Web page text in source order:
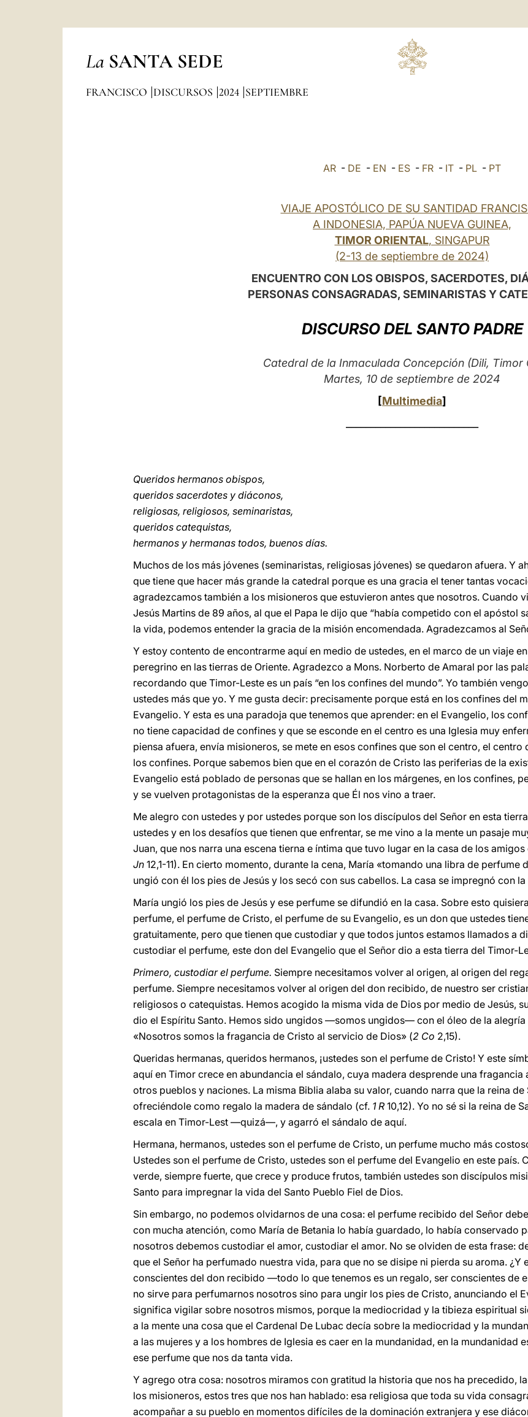
La SANTA SEDE
FRANCISCO DISCURSOS 2024 SEPTIEMBRE
AR - DE - EN - ES - FR - IT - PL - PT
VIAJE APOSTÓLICO DE SU SANTIDAD
A INDONESIA, PAPÚA NUEVA GUINEA,
TIMOR ORIENTAL, SINGAPUR
(2-13 de septiembre de 2024)
ENCUENTRO CON LOS OBISPOS, SACERDOTES,
PERSONAS CONSAGRADAS, SEMINARISTAS Y
DISCURSO DEL SANTO PADRE
Catedral de la Inmaculada Concepción (Dili, Timor
Martes, 10 de septiembre de 2024
[Multimedia]
Queridos hermanos obispos,
queridos sacerdotes y diáconos,
religiosas, religiosos, seminaristas,
queridos catequistas,
hermanos y hermanas todos, buenos días.
Muchos de los más jóvenes (seminaristas, religiosas jóvenes) se quedaron afuera. Y
que tiene que hacer más grande la catedral porque es una gracia el tener tantas
agradezcamos también a los misioneros que estuvieron antes que nosotros. Cuando
Jesús Martins de 89 años, al que el Papa le dijo que “había competido con el apóstol
la vida, podemos entender la gracia de la misión encomendada. Agradezcamos al
Y estoy contento de encontrarme aquí en medio de ustedes, en el marco de un viaje
peregrino en las tierras de Oriente. Agradezco a Mons. Norberto de Amaral por las
recordando que Timor-Leste es un país “en los confines del mundo”. Yo también
ustedes más que yo. Y me gusta decir: precisamente porque está en los confines del
Evangelio. Y esta es una paradoja que tenemos que aprender: en el Evangelio, los
no tiene capacidad de confines y que se esconde en el centro es una Iglesia muy
piensa afuera, envía misioneros, se mete en esos confines que son el centro, el centro
los confines. Porque sabemos bien que en el corazón de Cristo las periferias de la
Evangelio está poblado de personas que se hallan en los márgenes, en los confines,
y se vuelven protagonistas de la esperanza que Él nos vino a traer.
Me alegro con ustedes y por ustedes porque son los discípulos del Señor en esta
ustedes y en los desafíos que tienen que enfrentar, se me vino a la mente un pasaje
Juan, que nos narra una escena tierna e íntima que tuvo lugar en la casa de los
Jn 12,1-11). En cierto momento, durante la cena, María «tomando una libra de
ungió con él los pies de Jesús y los secó con sus cabellos. La casa se impregnó con
María ungió los pies de Jesús y ese perfume se difundió en la casa. Sobre esto
perfume, el perfume de Cristo, el perfume de su Evangelio, es un don que ustedes
gratuitamente, pero que tienen que custodiar y que todos juntos estamos llamados a
custodiar el perfume, este don del Evangelio que el Señor dio a esta tierra del Timor-
Primero, custodiar el perfume. Siempre necesitamos volver al origen, al origen del
perfume. Siempre necesitamos volver al origen del don recibido, de nuestro ser
religiosos o catequistas. Hemos acogido la misma vida de Dios por medio de Jesús,
dio el Espíritu Santo. Hemos sido ungidos —somos ungidos— con el óleo de la
«Nosotros somos la fragancia de Cristo al servicio de Dios» (2 Co 2,15).
Queridas hermanas, queridos hermanos, ¡ustedes son el perfume de Cristo! Y este
aquí en Timor crece en abundancia el sándalo, cuya madera desprende una
otros pueblos y naciones. La misma Biblia alaba su valor, cuando narra que la reina
ofreciéndole como regalo la madera de sándalo (cf. 1 R 10,12). Yo no sé si la reina de
escala en Timor-Lest —quizá—, y agarró el sándalo de aquí.
Hermana, hermanos, ustedes son el perfume de Cristo, un perfume mucho más
Ustedes son el perfume de Cristo, ustedes son el perfume del Evangelio en este país.
verde, siempre fuerte, que crece y produce frutos, también ustedes son discípulos
Santo para impregnar la vida del Santo Pueblo Fiel de Dios.
Sin embargo, no podemos olvidarnos de una cosa: el perfume recibido del Señor debe
con mucha atención, como María de Betania lo había guardado, lo había conservado
nosotros debemos custodiar el amor, custodiar el amor. No se olviden de esta frase:
que el Señor ha perfumado nuestra vida, para que no se disipe ni pierda su aroma.
conscientes del don recibido —todo lo que tenemos es un regalo, ser conscientes de
no sirve para perfumarnos nosotros sino para ungir los pies de Cristo, anunciando el
significa vigilar sobre nosotros mismos, porque la mediocridad y la tibieza espiritual
a la mente una cosa que el Cardenal De Lubac decía sobre la mediocridad y la
a las mujeres y a los hombres de Iglesia es caer en la mundanidad, en la mundanidad
ese perfume que nos da tanta vida.
Y agrego otra cosa: nosotros miramos con gratitud la historia que nos ha precedido,
los misioneros, estos tres que nos han hablado: esa religiosa que toda su vida
acompañar a su pueblo en momentos difíciles de la dominación extranjera y ese